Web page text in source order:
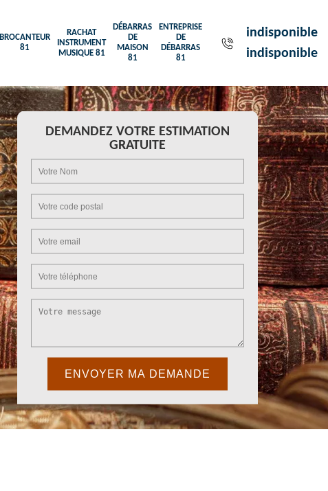
BROCANTEUR
81
RACHAT
INSTRUMENT
MUSIQUE 81
DÉBARRAS
DE
MAISON
81
ENTREPRISE
DE
DÉBARRAS
81
indisponible
indisponible
DEMANDEZ VOTRE ESTIMATION
GRATUITE